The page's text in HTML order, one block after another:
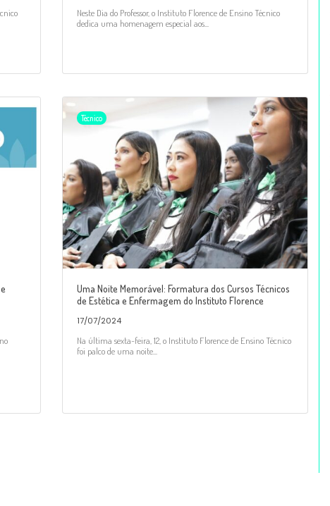
Neste Dia do Professor, o Instituto Florence de Ensino Técnico
dedica uma homenagem especial aos...
Técnico
Uma Noite Memorável: Formatura dos Cursos Técnicos
de Estética e Enfermagem do Instituto Florence
17/07/2024
Na última sexta-feira, 12, o Instituto Florence de Ensino Técnico
foi palco de uma noite...